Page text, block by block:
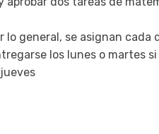
general, se asignan
los lunes o martes